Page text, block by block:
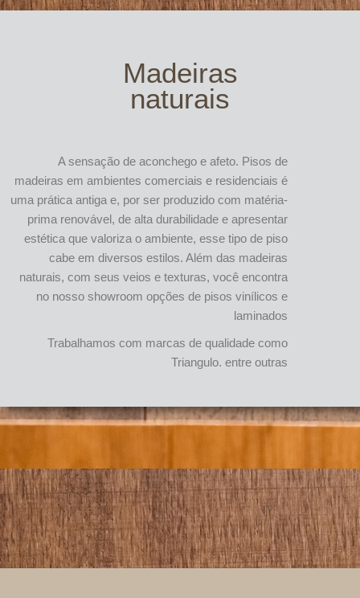
Madeiras
naturais
A sensação de aconchego e afeto. Pisos de
madeiras em ambientes comerciais e residenciais é
uma prática antiga e, por ser produzido com matéria-
prima renovável, de alta durabilidade e apresentar
estética que valoriza o ambiente, esse tipo de piso
cabe em diversos estilos. Além das madeiras
naturais, com seus veios e texturas, você encontra
no nosso showroom opções de pisos vinílicos e
laminados
Trabalhamos com marcas de qualidade como
Triangulo. entre outras